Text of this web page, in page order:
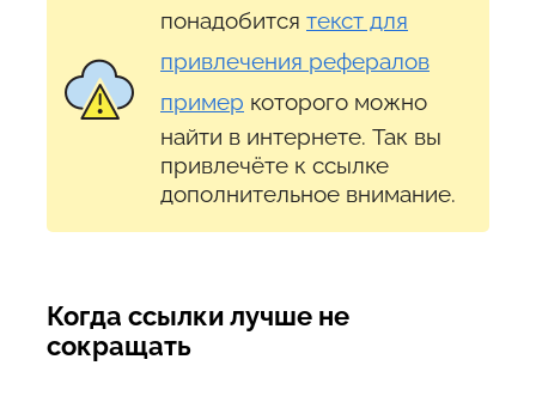
понадобится текст для
привлечения рефералов
пример которого можно
найти в интернете. Так вы
привлечёте к ссылке
дополнительное внимание.
Когда ссылки лучше не
сокращать